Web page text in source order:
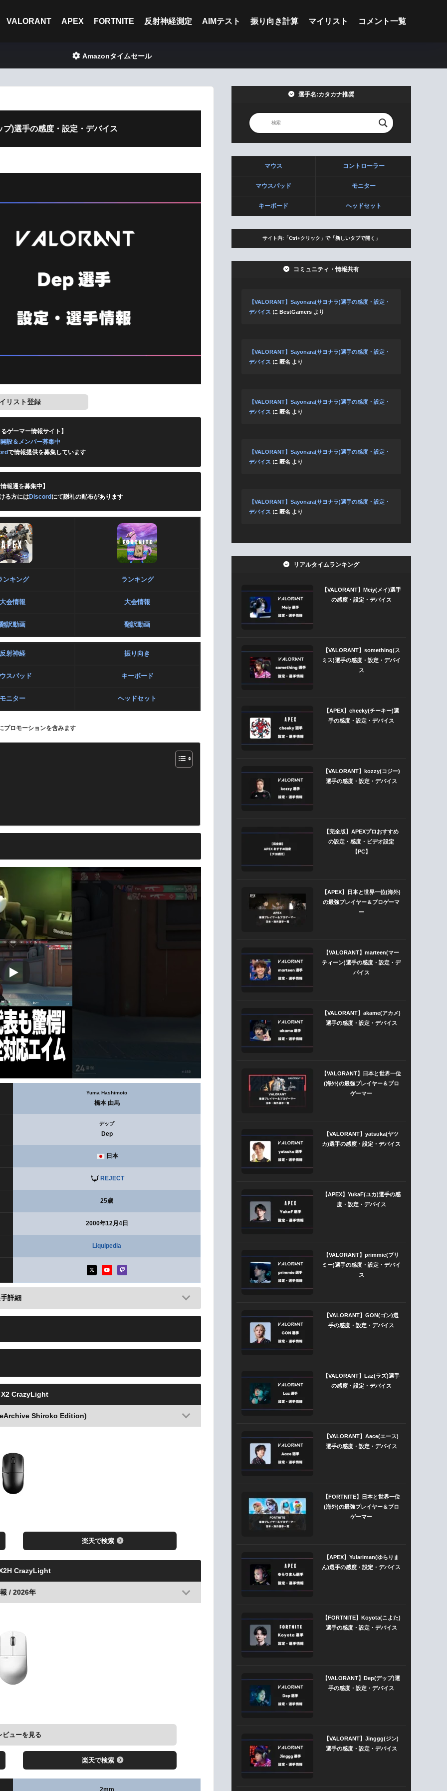
VALORANT APEX FORTNITE 反射神経測定 AIMテスト 振り向き計算 マイリスト コメント一覧
Amazonタイムセール
)選手の感度・設定・デバイス
リスト登録
ゲーマー情報サイト】
設＆メンバー募集中
で情報提供を募集しています
報通を募集中】
る方にはDiscord にて謝礼の配布があります
ンキング ランキング
大会情報 大会情報
翻訳動画 翻訳動画
反射神経 振り向き
スパッド キーボード
モニター ヘッドセット
プロモーションを含みます
Yuma Hashimoto
橋本 由馬
デップ
Dep
日本
REJECT
25歳
2000年12月4日
Liquipedia
詳細
CrazyLight
Shiroko Edition)
楽天で検索
CrazyLight
/ 2026年
ューを見る
楽天で検索
2mm
選手名:カタカナ推奨
マウス コントローラー
マウスパッド モニター
キーボード ヘッドセット
サイト内:「Ctrl+クリック」で「新しいタブで開く」
コミュニティ・情報共有
【VALORANT】Sayonara(サヨナラ)選手の感度・設定・
デバイス に BestGamers より
【VALORANT】Sayonara(サヨナラ)選手の感度・設定・
デバイス に 匿名 より
【VALORANT】Sayonara(サヨナラ)選手の感度・設定・
デバイス に 匿名 より
【VALORANT】Sayonara(サヨナラ)選手の感度・設定・
デバイス に 匿名 より
【VALORANT】Sayonara(サヨナラ)選手の感度・設定・
デバイス に 匿名 より
リアルタイムランキング
【VALORANT】Meiy(メイ)選手
の感度・設定・デバイス
【VALORANT】something(ス
ミス)選手の感度・設定・デバイ
ス
【APEX】cheeky(チーキー)選
手の感度・設定・デバイス
【VALORANT】kozzy(コジー)
選手の感度・設定・デバイス
【完全版】APEXプロおすすめ
の設定・感度・ビデオ設定
【PC】
【APEX】日本と世界一位(海外)
の最強プレイヤー＆プロゲーマ
ー
【VALORANT】marteen(マー
ティーン)選手の感度・設定・デ
バイス
【VALORANT】akame(アカメ)
選手の感度・設定・デバイス
【VALORANT】日本と世界一位
(海外)の最強プレイヤー＆プロ
ゲーマー
【VALORANT】yatsuka(ヤツ
カ)選手の感度・設定・デバイス
【APEX】YukaF(ユカ)選手の感
度・設定・デバイス
【VALORANT】primmie(プリ
ミー)選手の感度・設定・デバイ
ス
【VALORANT】GON(ゴン)選
手の感度・設定・デバイス
【VALORANT】Laz(ラズ)選手
の感度・設定・デバイス
【VALORANT】Aace(エース)
選手の感度・設定・デバイス
【FORTNITE】日本と世界一位
(海外)の最強プレイヤー＆プロ
ゲーマー
【APEX】Yulariman(ゆらりま
ん)選手の感度・設定・デバイス
【FORTNITE】Koyota(こよた)
選手の感度・設定・デバイス
【VALORANT】Dep(デップ)選
手の感度・設定・デバイス
【VALORANT】Jinggg(ジン)
選手の感度・設定・デバイス